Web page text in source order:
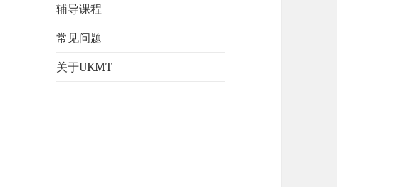
辅导课程
常见问题
关于UKMT